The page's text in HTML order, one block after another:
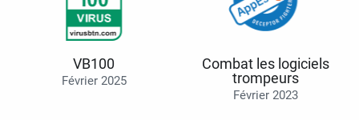
VB100
Février 2025
Combat les logiciels
trompeurs
Février 2023